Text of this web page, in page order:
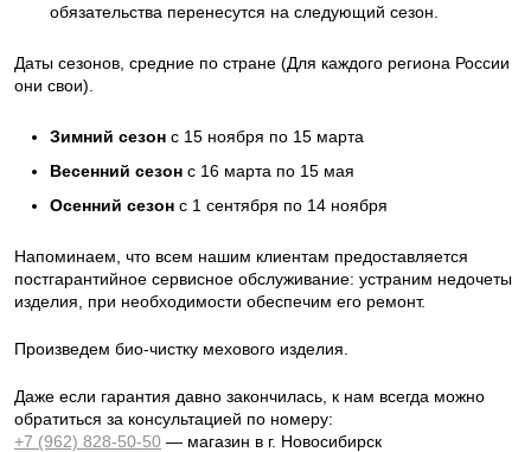
обязательства перенесутся на следующий сезон.
Даты сезонов, средние по стране (Для каждого региона России
они свои).
Зимний сезон с 15 ноября по 15 марта
Весенний сезон с 16 марта по 15 мая
Осенний сезон с 1 сентября по 14 ноября
Напоминаем, что всем нашим клиентам предоставляется
постгарантийное сервисное обслуживание: устраним недочеты
изделия, при необходимости обеспечим его ремонт.
Произведем био-чистку мехового изделия.
Даже если гарантия давно закончилась, к нам всегда можно
обратиться за консультацией по номеру:
+7 (962) 828-50-50 — магазин в г. Новосибирск